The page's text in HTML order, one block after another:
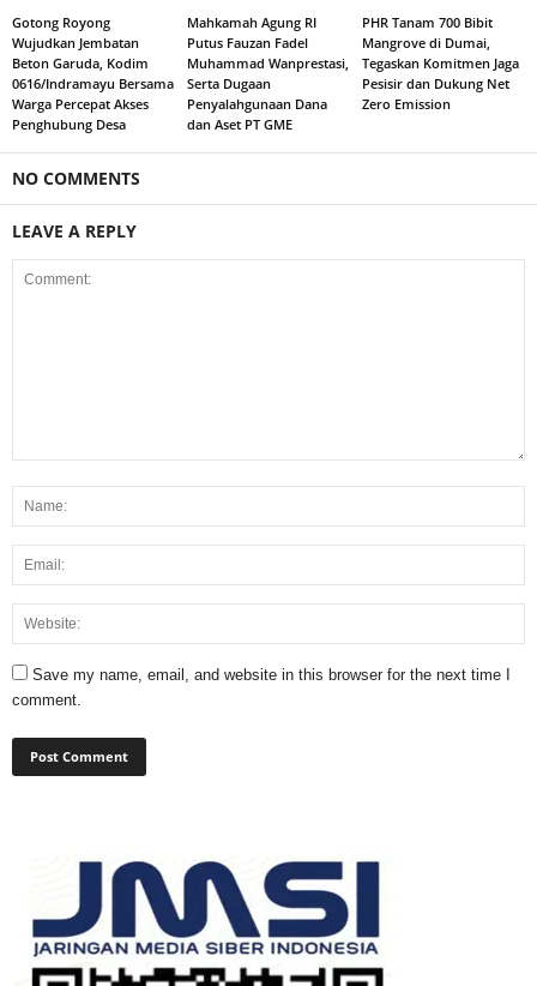
Gotong Royong
Wujudkan Jembatan
Beton Garuda, Kodim
0616/Indramayu Bersama
Warga Percepat Akses
Penghubung Desa
Mahkamah Agung RI
Putus Fauzan Fadel
Muhammad Wanprestasi,
Serta Dugaan
Penyalahgunaan Dana
dan Aset PT GME
PHR Tanam 700 Bibit
Mangrove di Dumai,
Tegaskan Komitmen Jaga
Pesisir dan Dukung Net
Zero Emission
NO COMMENTS
LEAVE A REPLY
Save my name, email, and website in this browser for the next time I
comment.